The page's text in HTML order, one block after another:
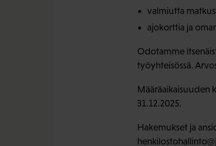
valmiutta
ajokorttia ja
Odotamme
työyhteisössä.
Määräaikaisuuden
31.12.2025.
Hakemukset ja